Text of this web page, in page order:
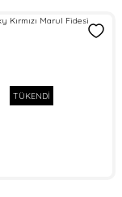
TÜKENDİ